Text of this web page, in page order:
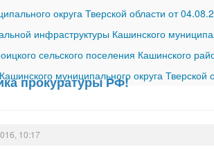
округа Тверской области от
инфраструктуры Кашинского
сельского поселения Кашинского
муниципального округа
прокуратуры РФ!
10:17